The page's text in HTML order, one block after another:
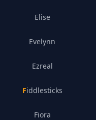
Elise
Evelynn
Ezreal
Fiddlesticks
Fiora